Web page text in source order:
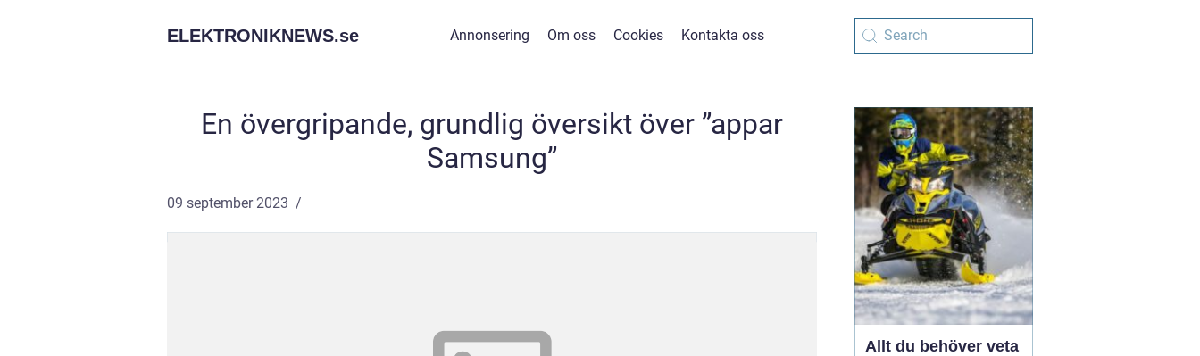
ELEKTRONIKNEWS.se Annonsering Om oss Cookies Kontakta oss
En övergripande, grundlig översikt över ”appar
Samsung”
09 september 2023
Allt du behöver veta